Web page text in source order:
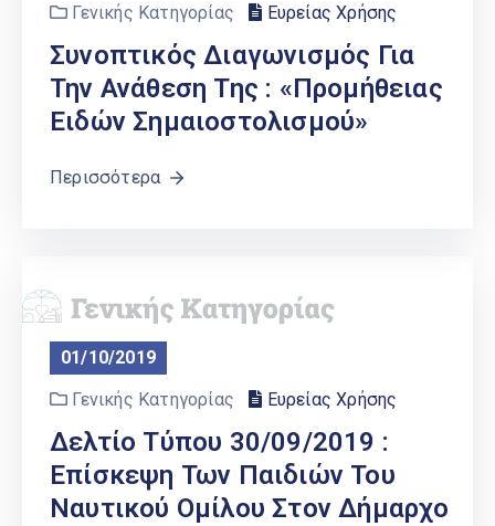
Γενικής Κατηγορίας
Ευρείας Χρήσης
Συνοπτικός Διαγωνισμός Για
Την Ανάθεση Της : «Προμήθειας
Ειδών Σημαιοστολισμού»
Περισσότερα
01/10/2019
Γενικής Κατηγορίας
Ευρείας Χρήσης
Δελτίο Τύπου 30/09/2019 :
Επίσκεψη Των Παιδιών Του
Ναυτικού Ομίλου Στον Δήμαρχο